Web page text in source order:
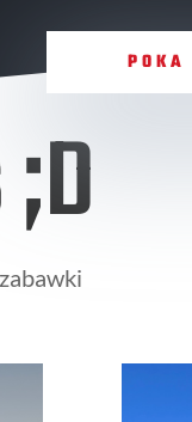
POKA